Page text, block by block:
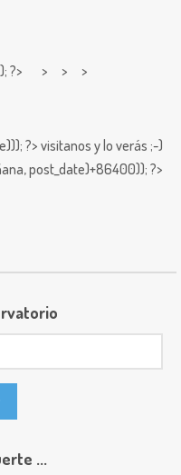
?> > > >
?>visitanos y lo verás ;-)
post_date)+86400)); ?>
...